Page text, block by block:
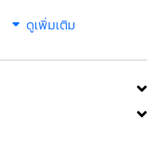
ดูเพิ่มเติม